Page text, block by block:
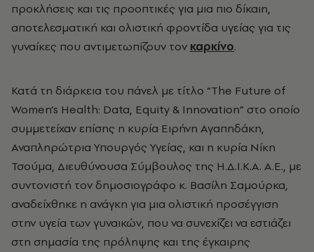
προκλήσεις και τις προοπτικές για μια πιο δίκαιη,
αποτελεσματική και ολιστική φροντίδα υγείας για τις
γυναίκες που αντιμετωπίζουν τον καρκίνο.
Κατά τη διάρκεια του πάνελ με τίτλο “The Future of
Women’s Health: Data, Equity & Innovation” στο οποίο
συμμετείχαν επίσης η κυρία Ειρήνη Αγαπηδάκη,
Αναπληρώτρια Υπουργός Υγείας, και η κυρία Νίκη
Τσούμα, Διευθύνουσα Σύμβουλος της Η.Δ.Ι.Κ.Α. Α.Ε., με
συντονιστή τον δημοσιογράφο κ. Βασίλη Σαμούρκα,
αναδείχθηκε η ανάγκη για μια ολιστική προσέγγιση
στην υγεία των γυναικών, που να συνεχίζει να εστιάζει
στη σημασία της πρόληψης και της έγκαιρης